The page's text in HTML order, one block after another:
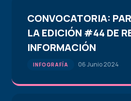
CONVOCATORIA:
LA EDICIÓN #44 DE
INFORMACIÓN
INFOGRAFÍA 06 Junio 2024